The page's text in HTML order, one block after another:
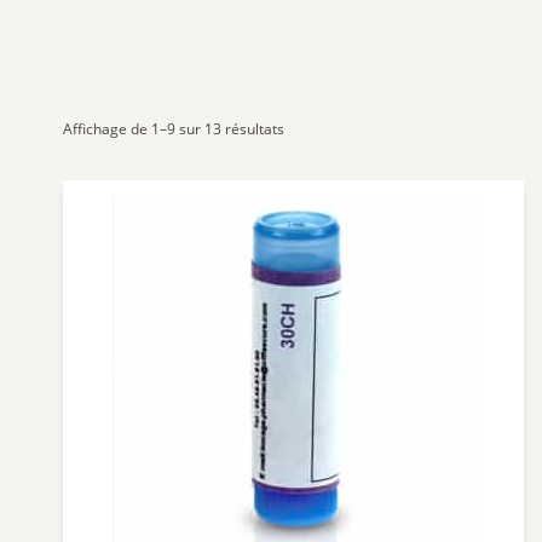
Affichage de 1–9 sur 13 résultats